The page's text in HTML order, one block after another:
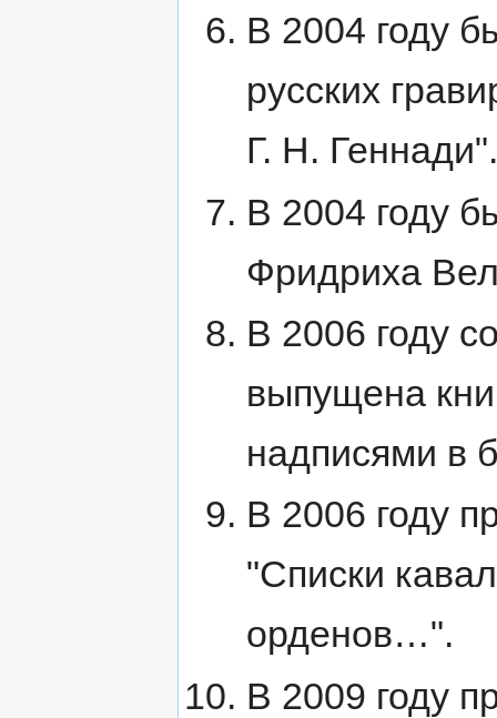
В 2004 году
русских
Г. Н. Геннади".
В 2004 году
Фридриха
В 2006 году
выпущена
надписями в
В 2006 году
"Списки
орденов…".
В 2009 году